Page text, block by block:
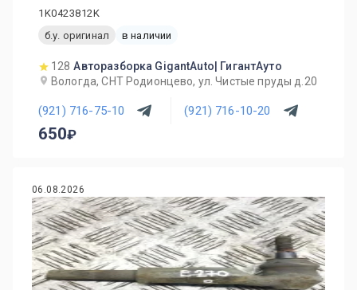
1K0423812K
б.у. оригинал
в наличии
128 Авторазборка GigantAuto| ГигантАуто
Вологда, СНТ Родионцево, ул. Чистые пруды д.20
(921) 716-75-10 (921) 716-10-20
650
06.08.2026